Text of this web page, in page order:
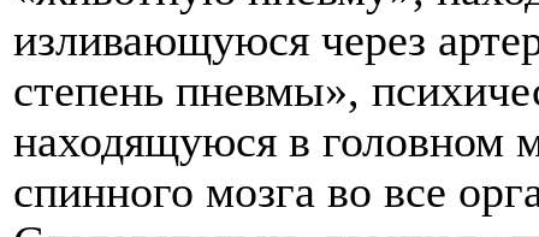
изливающуюся через
степень пневмы»,
находящуюся в головном
спинного мозга во все